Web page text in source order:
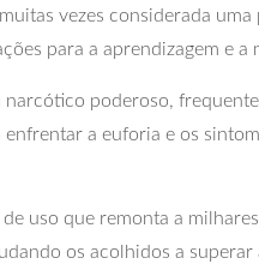
vezes considerada
para a aprendizagem e
narcótico poderoso,
a euforia e os
uso que remonta a
os acolhidos a